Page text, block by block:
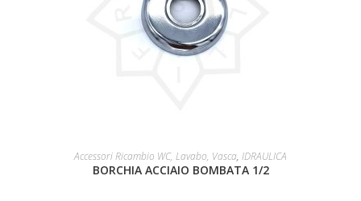
LEGGI TUTTO
Accessori Ricambio WC, Lavabo, Vasca, IDRAULICA
BORCHIA ACCIAIO BOMBATA 1/2